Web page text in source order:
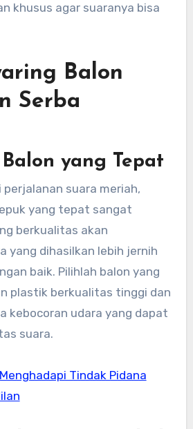
khusus agar suaranya bisa
Balon
Serba
yang Tepat
perjalanan suara meriah,
yang tepat sangat
berkualitas akan
yang dihasilkan lebih jernih
baik. Pilihlah balon yang
plastik berkualitas tinggi dan
kebocoran udara yang dapat
suara.
Tindak Pidana